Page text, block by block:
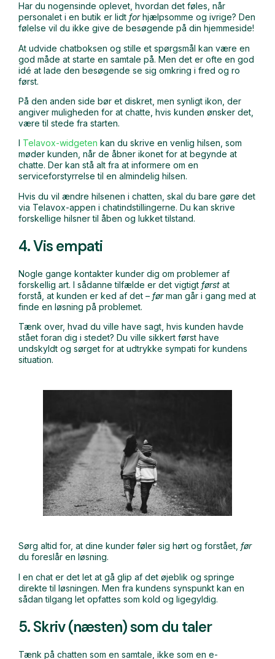
Har du nogensinde oplevet, hvordan det føles, når
personalet i en butik er lidt forhjælpsomme og ivrige? Den
følelse vil du ikke give de besøgende på din hjemmeside!
At udvide chatboksen og stille et spørgsmål kan være en
god måde at starte en samtale på. Men det er ofte en god
idé at lade den besøgende se sig omkring i fred og ro
først.
På den anden side bør et diskret, men synligt ikon, der
angiver muligheden for at chatte, hvis kunden ønsker det,
være til stede fra starten.
I Telavox-widgeten kan du skrive en venlig hilsen, som
møder kunden, når de åbner ikonet for at begynde at
chatte. Der kan stå alt fra at informere om en
serviceforstyrrelse til en almindelig hilsen.
Hvis du vil ændre hilsenen i chatten, skal du bare gøre det
via Telavox-appen i chatindstillingerne. Du kan skrive
forskellige hilsner til åben og lukket tilstand.
4. Vis empati
Nogle gange kontakter kunder dig om problemer af
forskellig art. I sådanne tilfælde er det vigtigt først at
forstå, at kunden er ked af det – førman går i gang med at
finde en løsning på problemet.
Tænk over, hvad du ville have sagt, hvis kunden havde
stået foran dig i stedet? Du ville sikkert først have
undskyldt og sørget for at udtrykke sympati for kundens
situation.
Sørg altid for, at dine kunder føler sig hørt og forstået, før
du foreslår en løsning.
I en chat er det let at gå glip af det øjeblik og springe
direkte til løsningen. Men fra kundens synspunkt kan en
sådan tilgang let opfattes som kold og ligegyldig.
5. Skriv (næsten) som du taler
Tænk på chatten som en samtale, ikke som en e-